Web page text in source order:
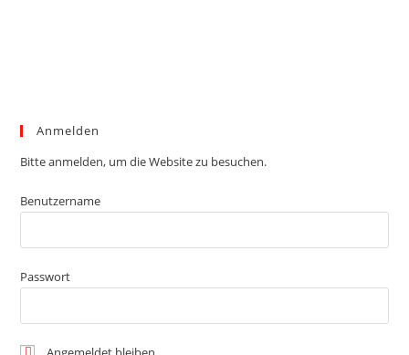
Anmelden
Bitte anmelden, um die Website zu besuchen.
Benutzername
Passwort